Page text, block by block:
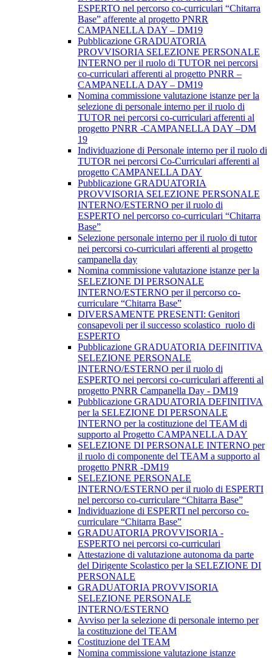
ESPERTO nel percorso co-curriculari “Chitarra
Base” afferente al progetto PNRR
CAMPANELLA DAY – DM19
Pubblicazione GRADUATORIA
PROVVISORIA SELEZIONE PERSONALE
INTERNO per il ruolo di TUTOR nei percorsi
co-curriculari afferenti al progetto PNRR –
CAMPANELLA DAY – DM19
Nomina commissione valutazione istanze per la
selezione di personale interno per il ruolo di
TUTOR nei percorsi co-curriculari afferenti al
progetto PNRR -CAMPANELLA DAY –DM
19
Individuazione di Personale interno per il ruolo di
TUTOR nei percorsi Co-Curriculari afferenti al
progetto CAMPANELLA DAY
Pubblicazione GRADUATORIA
PROVVISORIA SELEZIONE PERSONALE
INTERNO/ESTERNO per il ruolo di
ESPERTO nel percorso co-curriculari “Chitarra
Base”
Selezione personale interno per il ruolo di tutor
nei percorsi co-curriculari afferenti al progetto
campanella day
Nomina commissione valutazione istanze per la
SELEZIONE DI PERSONALE
INTERNO/ESTERNO per il percorso co-
curriculare “Chitarra Base”
DIVERSAMENTE PRESENTI: Genitori
consapevoli per il successo scolastico_ruolo di
ESPERTO
Pubblicazione GRADUATORIA DEFINITIVA
SELEZIONE PERSONALE
INTERNO/ESTERNO per il ruolo di
ESPERTO nei percorsi co-curriculari afferenti al
progetto PNRR Campanella Day - DM19
Pubblicazione GRADUATORIA DEFINITIVA
per la SELEZIONE DI PERSONALE
INTERNO per la costituzione del TEAM di
supporto al Progetto CAMPANELLA DAY
SELEZIONE DI PERSONALE INTERNO per
il ruolo di componente del TEAM a supporto al
progetto PNRR -DM19
SELEZIONE PERSONALE
INTERNO/ESTERNO per il ruolo di ESPERTI
nel percorso co-curriculare “Chitarra Base”
Individuazione di ESPERTI nel percorso co-
curriculare “Chitarra Base”
GRADUATORIA PROVVISORIA -
ESPERTO nei percorsi co-curriculari
Attestazione di valutazione autonoma da parte
del Dirigente Scolastico per la SELEZIONE DI
PERSONALE
GRADUATORIA PROVVISORIA
SELEZIONE PERSONALE
INTERNO/ESTERNO
Avviso per la selezione di personale interno per
la costituzione del TEAM
Costituzione del TEAM
Nomina commissione valutazione istanze